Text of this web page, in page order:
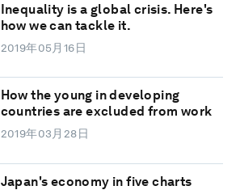
Inequality is a global crisis. Here's
how we can tackle it.
2019年05月16日
How the young in developing
countries are excluded from work
2019年03月28日
Japan's economy in five charts